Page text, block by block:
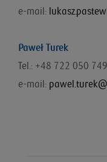
e-mail:
Paweł Turek
Tel.: +48 722 050 749
e-mail: